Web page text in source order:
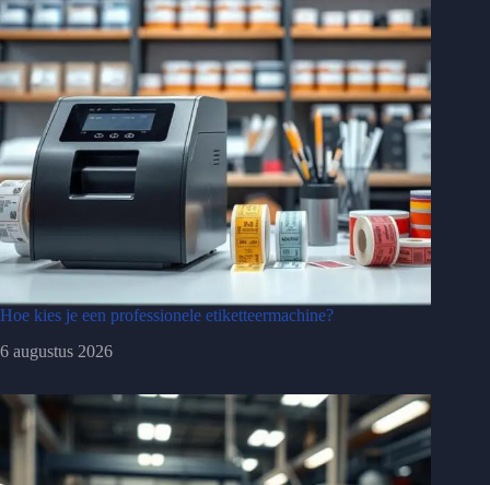
Hoe kies je een professionele etiketteermachine?
6 augustus 2026